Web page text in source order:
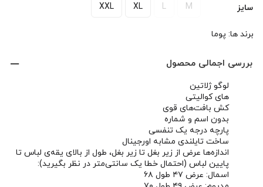
سایز M
L
XL
XXL
برند ها: پوما
بررسی اجمالی محصول
لوگو ژلاتین
های کوالیتی
کش بافت‌های قوی
بدون اسم و شماره
پارچه درجه یک تنفسی
ساخت تایلندی مشابه اورجینال
اندازه‌ها عرض از زیر بغل تا زیر بغل، طول از بالای یقه‌ی لباس تا
پایین لباس (احتمال خطا یک سانتی‌متر در نظر بگیرید):
اسمال: عرض ۴۷ طول ۶۸